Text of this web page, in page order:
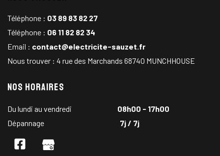
Téléphone : 03 89 83 82 27
Téléphone : 06 11 82 82 34
Email : contact@electricite-sauzet.fr
Nous trouver : 4 rue des Marchands 68740 MUNCHHOUSE
Nos horaires
Du lundi au vendredi
08h00 - 17h00
Dépannage
7j / 7j